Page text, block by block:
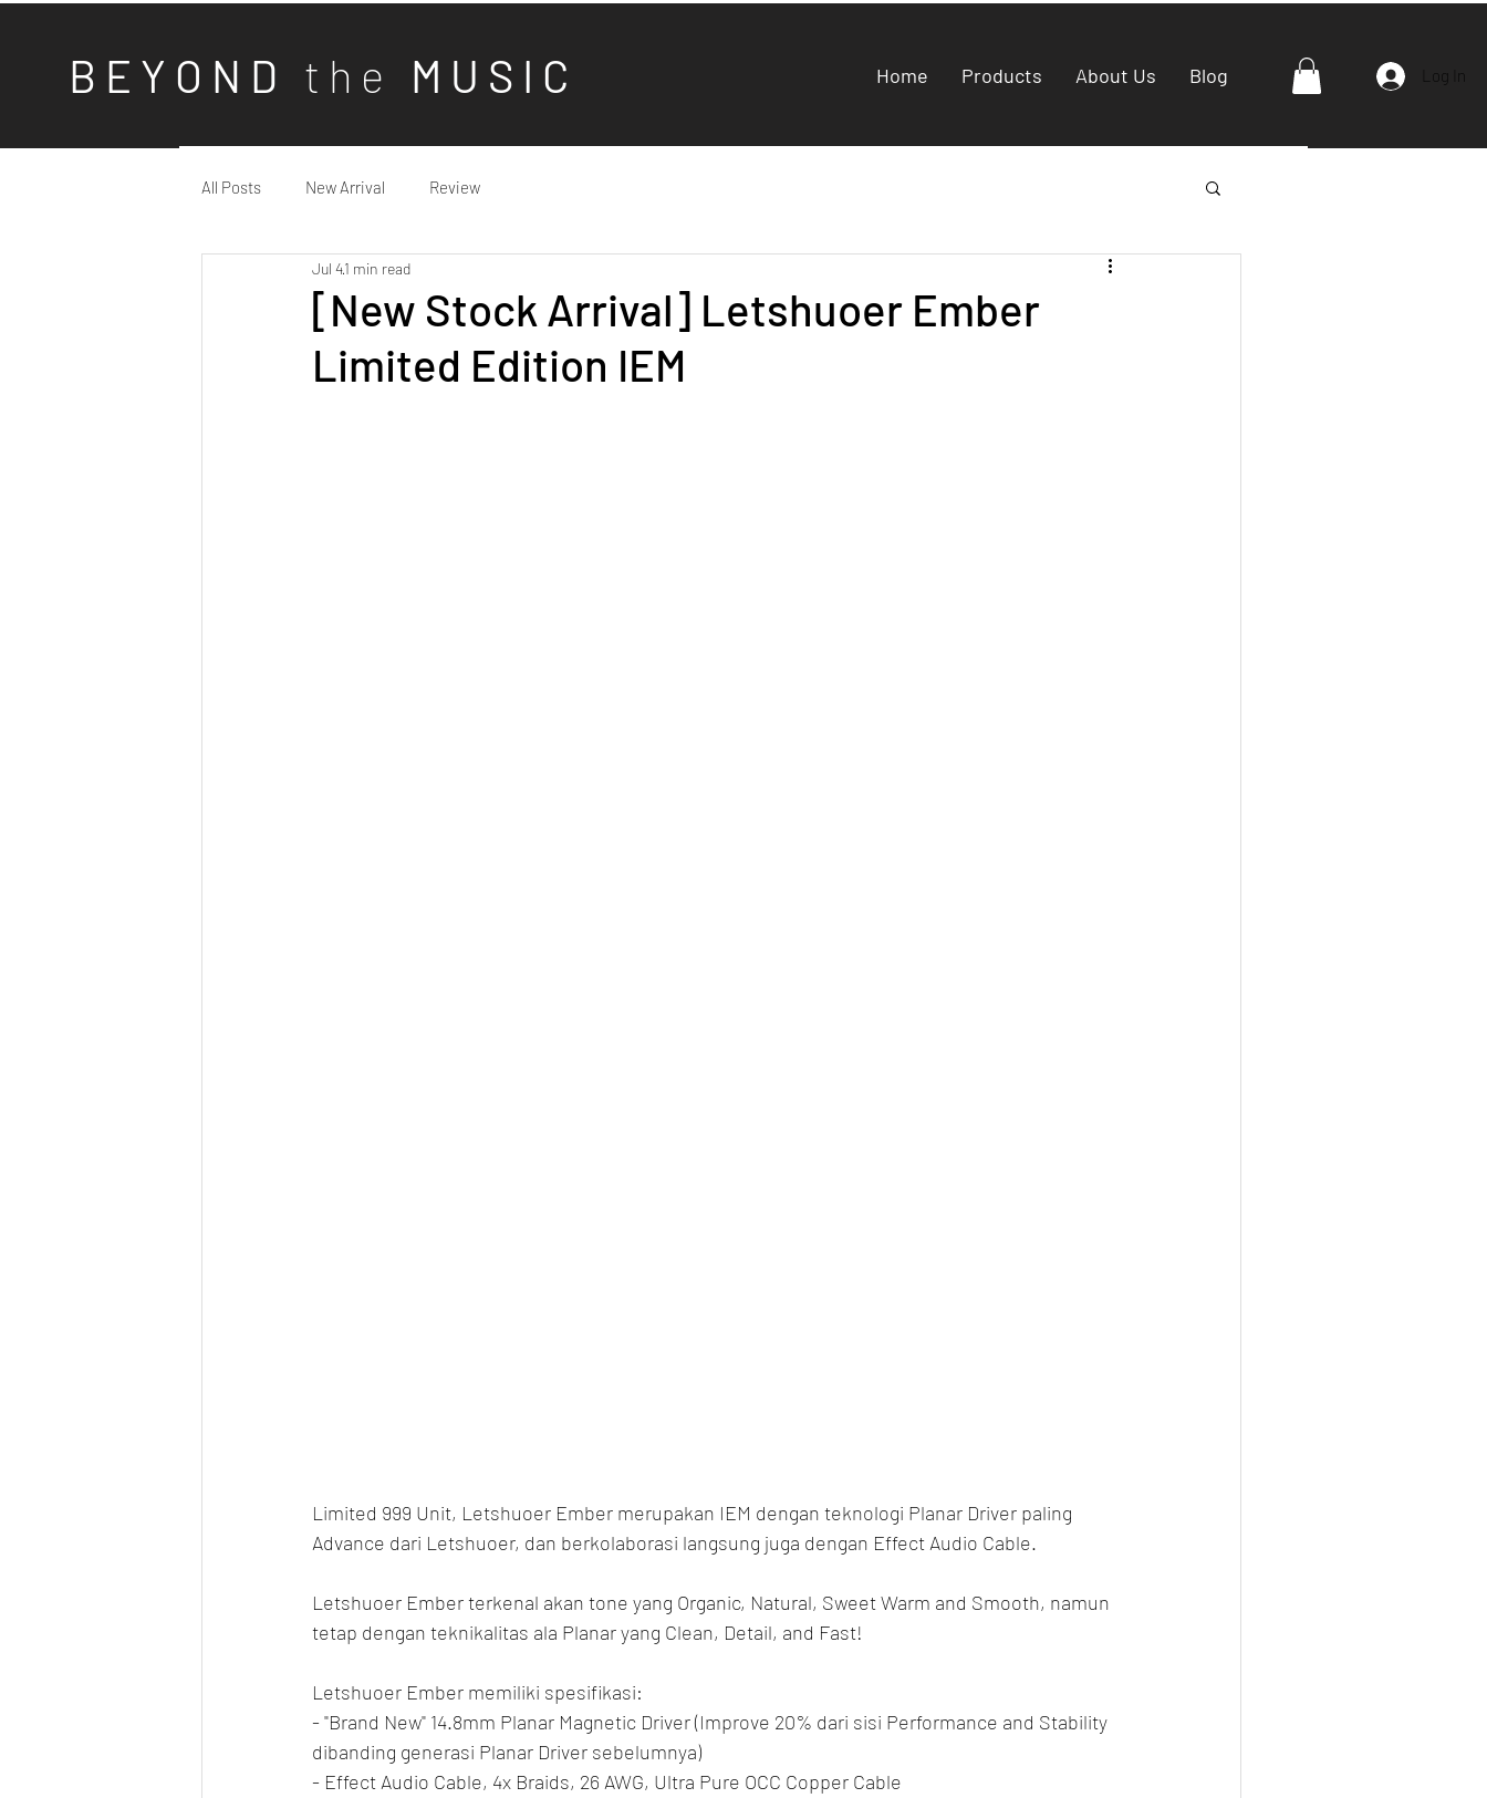
B E Y O N D t h e M U S I C Home Products About Us Blog
All Posts New Arrival Review
[New Stock Arrival] Letshuoer Ember
Limited Edition IEM
Jul 41 min read
Limited 999 Unit, Letshuoer Ember merupakan IEM dengan teknologi Planar Driver paling
Advance dari Letshuoer, dan berkolaborasi langsung juga dengan Effect Audio Cable.
Letshuoer Ember terkenal akan tone yang Organic, Natural, Sweet Warm and Smooth, namun
tetap dengan teknikalitas ala Planar yang Clean, Detail, and Fast!
Letshuoer Ember memiliki spesifikasi:
- "Brand New" 14.8mm Planar Magnetic Driver (Improve 20% dari sisi Performance and Stability
dibanding generasi Planar Driver sebelumnya)
- Effect Audio Cable, 4x Braids, 26 AWG, Ultra Pure OCC Copper Cable